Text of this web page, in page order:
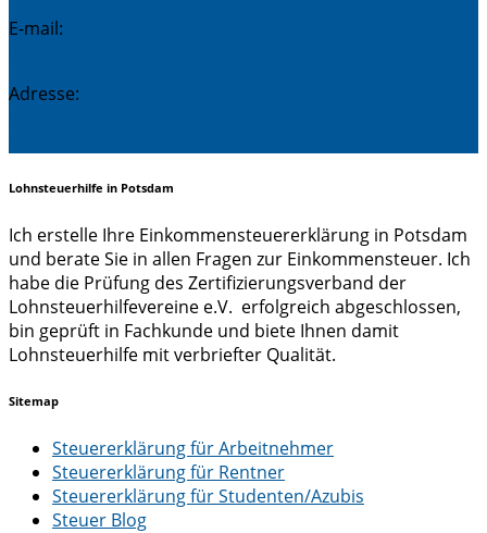
E-mail:
Adresse:
Lohnsteuerhilfe in Potsdam
Ich erstelle Ihre Einkommensteuererklärung in Potsdam
und berate Sie in allen Fragen zur Einkommensteuer. Ich
habe die Prüfung des Zertifizierungsverband der
Lohnsteuerhilfevereine e.V. erfolgreich abgeschlossen,
bin geprüft in Fachkunde und biete Ihnen damit
Lohnsteuerhilfe mit verbriefter Qualität.
Sitemap
Steuererklärung für Arbeitnehmer
Steuererklärung für Rentner
Steuererklärung für Studenten/Azubis
Steuer Blog